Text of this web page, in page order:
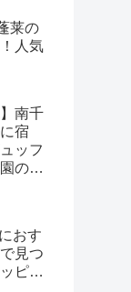
莱の
人気
南千
宿
ッフ
の散
おす
見つ
ピン